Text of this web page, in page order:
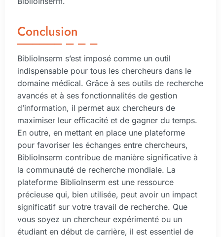
Conclusion
BiblioInserm s’est imposé comme un outil
indispensable pour tous les chercheurs dans le
domaine médical. Grâce à ses outils de recherche
avancés et à ses fonctionnalités de gestion
d’information, il permet aux chercheurs de
maximiser leur efficacité et de gagner du temps.
En outre, en mettant en place une plateforme
pour favoriser les échanges entre chercheurs,
BiblioInserm contribue de manière significative à
la communauté de recherche mondiale. La
plateforme BiblioInserm est une ressource
précieuse qui, bien utilisée, peut avoir un impact
significatif sur votre travail de recherche. Que
vous soyez un chercheur expérimenté ou un
étudiant en début de carrière, il est essentiel de